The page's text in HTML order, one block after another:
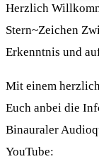
Herzlich
Stern~Zeichen
Erkenntnis und
Mit einem
Euch anbei die
Binauraler
YouTube: